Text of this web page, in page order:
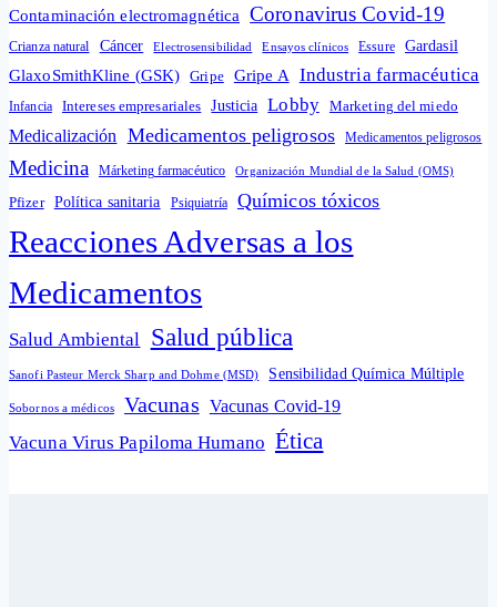
Contaminación electromagnética Coronavirus Covid-19
Crianza natural Cáncer Electrosensibilidad Ensayos clínicos Essure Gardasil
GlaxoSmithKline (GSK) Gripe Gripe A Industria farmacéutica
Infancia Intereses empresariales Justicia Lobby Marketing del miedo
Medicalización Medicamentos peligrosos Medicamentos peligrosos
Medicina Márketing farmacéutico Organización Mundial de la Salud (OMS)
Pfizer Política sanitaria Psiquiatría Químicos tóxicos
Reacciones Adversas a los
Medicamentos
Salud Ambiental Salud pública
Sanofi Pasteur Merck Sharp and Dohme (MSD) Sensibilidad Química Múltiple
Sobornos a médicos Vacunas Vacunas Covid-19
Vacuna Virus Papiloma Humano Ética